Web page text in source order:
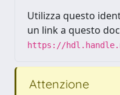
Utilizza questo
un link a questo
https://
Attenzione